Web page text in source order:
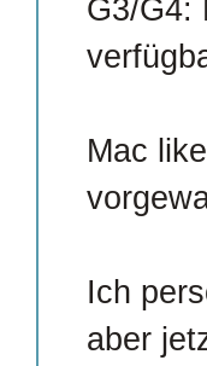
G3/G4:
Mac
Ich
aber